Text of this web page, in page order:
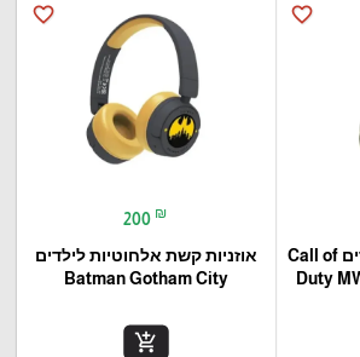
favorite_border
אוזניות אלחוטיות לילדים Call of
Duty
favorite_border
200 ₪
אוזניות קשת אלחוטיות לילדים
Batman Gotham City
add_shopping_cart